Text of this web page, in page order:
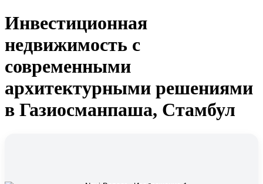
Инвестиционная
недвижимость с
современными
архитектурными решениями
в Газиосманпаша, Стамбул